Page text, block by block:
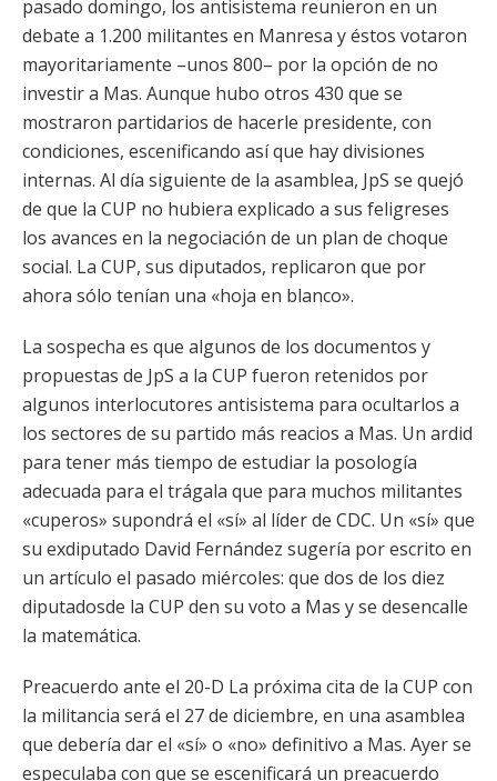
pasado domingo, los antisistema reunieron en un
debate a 1.200 militantes en Manresa y éstos votaron
mayoritariamente –unos 800– por la opción de no
investir a Mas. Aunque hubo otros 430 que se
mostraron partidarios de hacerle presidente, con
condiciones, escenificando así que hay divisiones
internas. Al día siguiente de la asamblea, JpS se quejó
de que la CUP no hubiera explicado a sus feligreses
los avances en la negociación de un plan de choque
social. La CUP, sus diputados, replicaron que por
ahora sólo tenían una «hoja en blanco».
La sospecha es que algunos de los documentos y
propuestas de JpS a la CUP fueron retenidos por
algunos interlocutores antisistema para ocultarlos a
los sectores de su partido más reacios a Mas. Un ardid
para tener más tiempo de estudiar la posología
adecuada para el trágala que para muchos militantes
«cuperos» supondrá el «sí» al líder de CDC. Un «sí» que
su exdiputado David Fernández sugería por escrito en
un artículo el pasado miércoles: que dos de los diez
diputadosde la CUP den su voto a Mas y se desencalle
la matemática.
Preacuerdo ante el 20-D La próxima cita de la CUP con
la militancia será el 27 de diciembre, en una asamblea
que debería dar el «sí» o «no» definitivo a Mas. Ayer se
especulaba con que se escenificará un preacuerdo